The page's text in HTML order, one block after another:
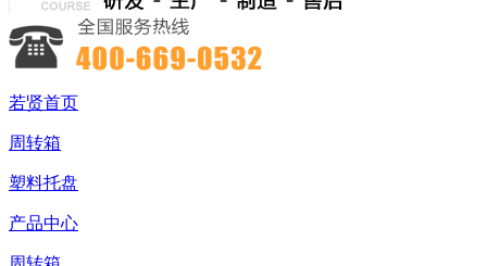
若贤首页
周转箱
塑料托盘
产品中心